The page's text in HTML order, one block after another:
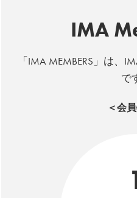
IMA
「IMA MEMBERS」は、
で
＜会